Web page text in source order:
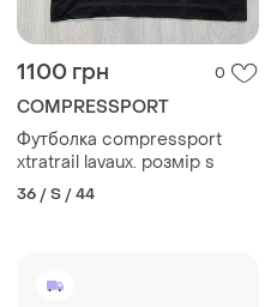
1100 грн 0
COMPRESSPORT
Футболка compressport
xtratrail lavaux. розмір s
36 / S / 44